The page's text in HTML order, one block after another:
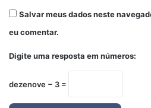
Salvar meus dados neste
eu comentar.
Digite uma resposta em números:
dezenove − 3 =